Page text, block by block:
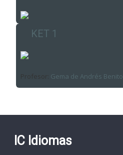
KET 1
Profesor: Gema de Andrés Benito
IC Idiomas